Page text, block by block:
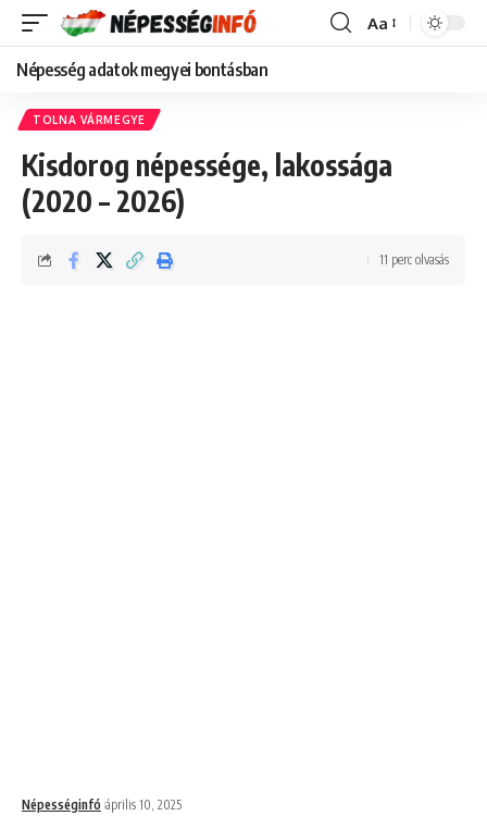
Font
Aa
Népesség adatok megyei bontásban
TOLNA VÁRMEGYE
Kisdorog népessége, lakossága
(2020 – 2026)
Népességinfó április 10, 2025
11 perc olvasás